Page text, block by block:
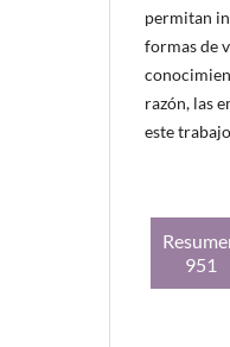
permitan
formas de
razón, las
este
951